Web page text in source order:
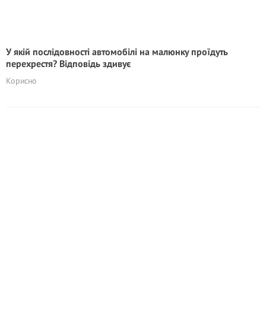
У якій послідовності автомобілі на малюнку проїдуть
перехрестя? Відповідь здивує
Корисно